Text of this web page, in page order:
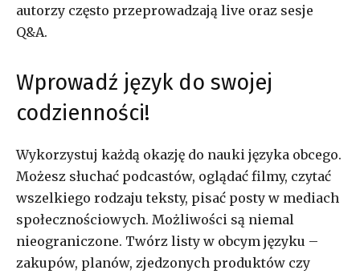
autorzy często przeprowadzają live oraz sesje
Q&A.
Wprowadź język do swojej
codzienności!
Wykorzystuj każdą okazję do nauki języka obcego.
Możesz słuchać podcastów, oglądać filmy, czytać
wszelkiego rodzaju teksty, pisać posty w mediach
społecznościowych. Możliwości są niemal
nieograniczone. Twórz listy w obcym języku –
zakupów, planów, zjedzonych produktów czy